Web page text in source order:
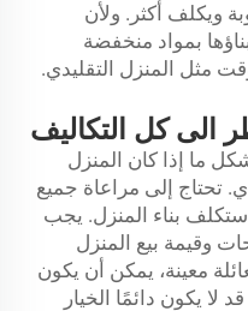
ويكلف أكثر. ولأن
بمواد منخفضة
مثل المنزل التقليدي.
الى كل التكاليف
ما إذا كان المنزل
تحتاج إلى مراعاة جميع
بناء المنزل. يجب
وقيمة بيع المنزل
معينة، يمكن أن يكون
لا يكون دائمًا الخيار